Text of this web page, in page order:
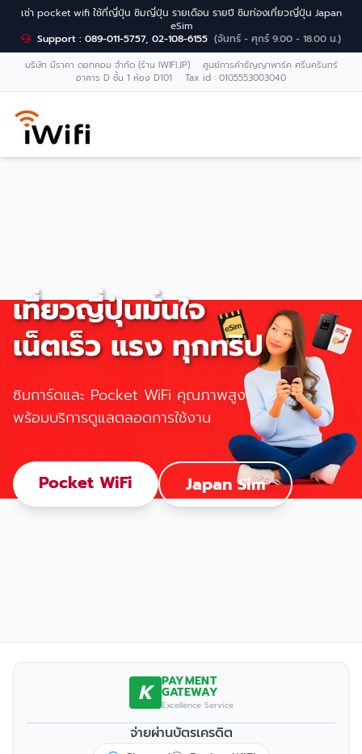
เช่า pocket wifi ใช้ที่ญี่ปุ่น ซิมญี่ปุ่น รายเดือน รายปี ซิมท่องเที่ยวญี่ปุ่น Japan
eSim
Support : 089-011-5757, 02-108-6155 (จันทร์ - ศุกร์ 9.00 - 18.00 น.)
บริษัท มีราคา ดอทคอม จำกัด (ร้าน IWIFI.JP) ศูนย์การค้าธัญญาพาร์ค ศรีนครินทร์
อาคาร D ชั้น 1 ห้อง D101 Tax id : 0105553003040
เที่ยวญี่ปุ่นมั่นใจ
เน็ตเร็ว แรง ทุกทริป
ซิมการ์ดและ Pocket WiFi คุณภาพสูง
พร้อมบริการดูแลตลอดการใช้งาน
Pocket WiFi Japan Sim
K PAYMENT
GATEWAY
Excellence Service
จ่ายผ่านบัตรเครดิต